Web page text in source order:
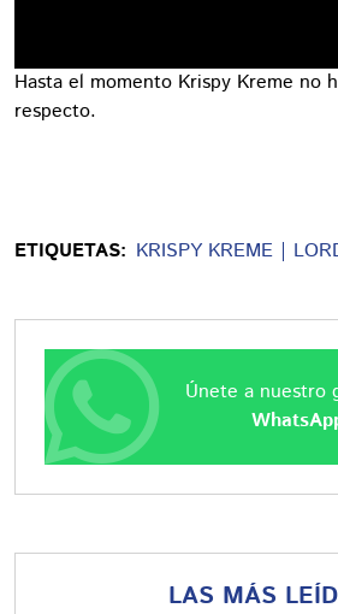
Hasta el momento Krispy Kreme no
respecto.
ETIQUETAS: KRISPY KREME
Únete a nuestro
LAS MÁS